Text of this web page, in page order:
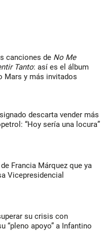
canciones de No Me
Tanto: así es el álbum
Mars y más invitados
descarta vender más
“Hoy sería una locura”
Francia Márquez que ya
Vicepresidencial
su crisis con
“pleno apoyo” a Infantino